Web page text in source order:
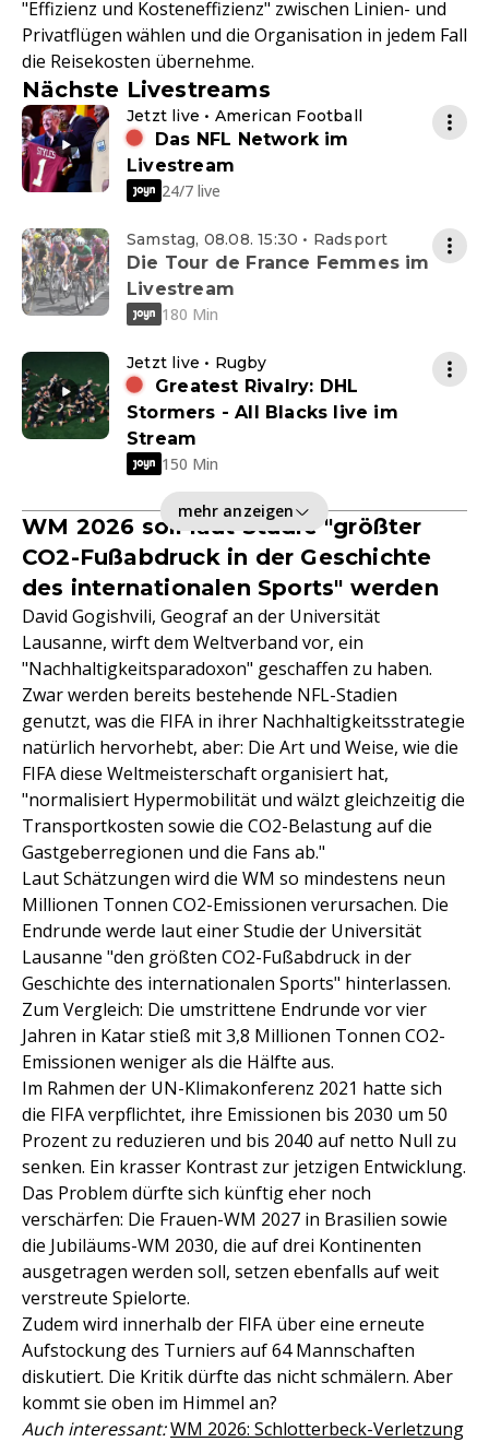
"Effizienz und Kosteneffizienz" zwischen Linien- und
Privatflügen wählen und die Organisation in jedem Fall
die Reisekosten übernehme.
Nächste Livestreams
Jetzt live • American Football
Das NFL Network im
Livestream
24/7 live
Samstag, 08.08. 15:30 • Radsport
Die Tour de France Femmes im
Livestream
180 Min
Jetzt live • Rugby
Greatest Rivalry: DHL
Stormers - All Blacks live im
Stream
150 Min
mehr anzeigen
WM 2026 soll laut Studie "größter
CO2-Fußabdruck in der Geschichte
des internationalen Sports" werden
David Gogishvili, Geograf an der Universität
Lausanne, wirft dem Weltverband vor, ein
"Nachhaltigkeitsparadoxon" geschaffen zu haben.
Zwar werden bereits bestehende NFL-Stadien
genutzt, was die FIFA in ihrer Nachhaltigkeitsstrategie
natürlich hervorhebt, aber: Die Art und Weise, wie die
FIFA diese Weltmeisterschaft organisiert hat,
"normalisiert Hypermobilität und wälzt gleichzeitig die
Transportkosten sowie die CO2-Belastung auf die
Gastgeberregionen und die Fans ab."
Laut Schätzungen wird die WM so mindestens neun
Millionen Tonnen CO2-Emissionen verursachen. Die
Endrunde werde laut einer Studie der Universität
Lausanne "den größten CO2-Fußabdruck in der
Geschichte des internationalen Sports" hinterlassen.
Zum Vergleich: Die umstrittene Endrunde vor vier
Jahren in Katar stieß mit 3,8 Millionen Tonnen CO2-
Emissionen weniger als die Hälfte aus.
Im Rahmen der UN-Klimakonferenz 2021 hatte sich
die FIFA verpflichtet, ihre Emissionen bis 2030 um 50
Prozent zu reduzieren und bis 2040 auf netto Null zu
senken. Ein krasser Kontrast zur jetzigen Entwicklung.
Das Problem dürfte sich künftig eher noch
verschärfen: Die Frauen-WM 2027 in Brasilien sowie
die Jubiläums-WM 2030, die auf drei Kontinenten
ausgetragen werden soll, setzen ebenfalls auf weit
verstreute Spielorte.
Zudem wird innerhalb der FIFA über eine erneute
Aufstockung des Turniers auf 64 Mannschaften
diskutiert. Die Kritik dürfte das nicht schmälern. Aber
kommt sie oben im Himmel an?
Auch interessant:WM 2026: Schlotterbeck-Verletzung